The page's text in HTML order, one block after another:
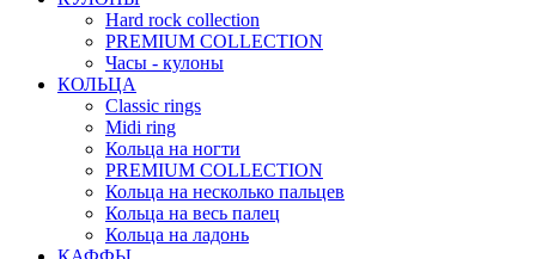
Hard rock collection
PREMIUM COLLECTION
Часы - кулоны
КОЛЬЦА
Classic rings
Midi ring
Кольца на ногти
PREMIUM COLLECTION
Кольца на несколько пальцев
Кольца на весь палец
Кольца на ладонь